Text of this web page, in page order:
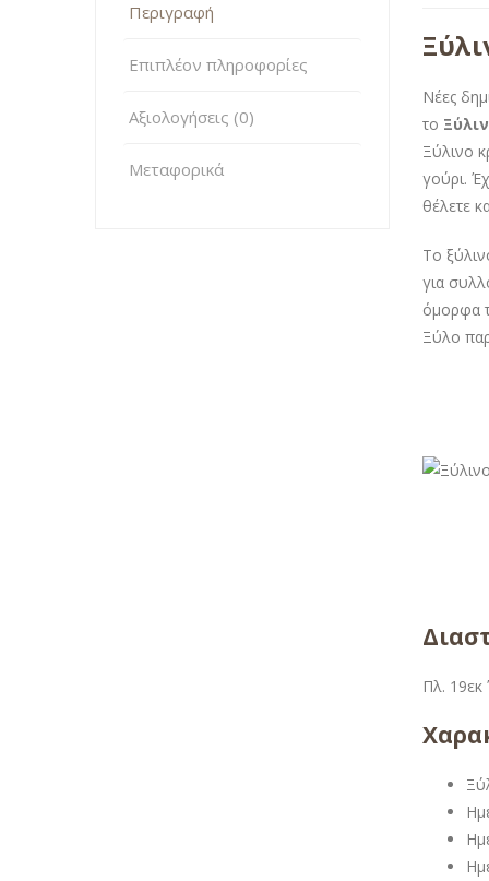
Περιγραφή
Επιπλέον πληροφορίες
Αξιολογήσεις (0)
Μεταφορικά
Νέες
το
Ξύλινο
γούρι.
θέλετε
Το
για
όμορφα
Ξύλο
Πλ. 19εκ